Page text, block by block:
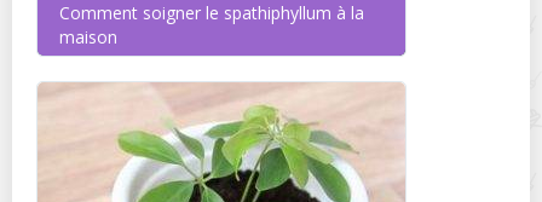
Comment soigner le spathiphyllum à la
maison